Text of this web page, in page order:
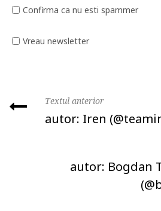
Confirma ca nu esti spammer
Vreau newsletter
Textul anterior
autor: Iren
autor: Bogdan